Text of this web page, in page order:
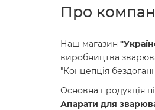
Про
Наш магазин
виробництва
"Концепція
Основна продукція
Апарати для